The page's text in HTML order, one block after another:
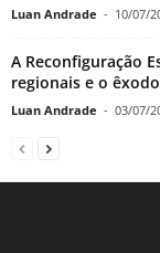
Luan Andrade - 10/07/
A Reconfiguração
regionais e o
Luan Andrade - 03/07/